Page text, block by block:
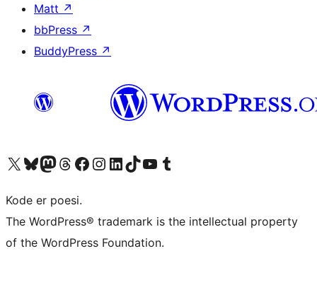
Matt ↗
bbPress ↗
BuddyPress ↗
Besøk vår konto på X Visit our Bluesky account
Besøk vår Mastodon-konto
Visit our Threads account
Besøk vår Facebook-sideBesøk vår Instagram-konto
Besøk vår LinkedIn-konto
Visit our TikTok account
Visit our YouTube channel
Visit our Tumblr account
Kode er poesi.
The WordPress® trademark is the intellectual property
of the WordPress Foundation.